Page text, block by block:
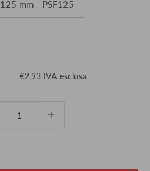
125 mm - PSF125
€2,93 IVA esclusa